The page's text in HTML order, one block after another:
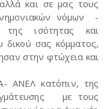
και σε μας τους
νόμων -
ισότητας και
δικού σας κόμματος,
στην φτώχεια και
ΑΝΕΛ κατόπιν, της
με τους